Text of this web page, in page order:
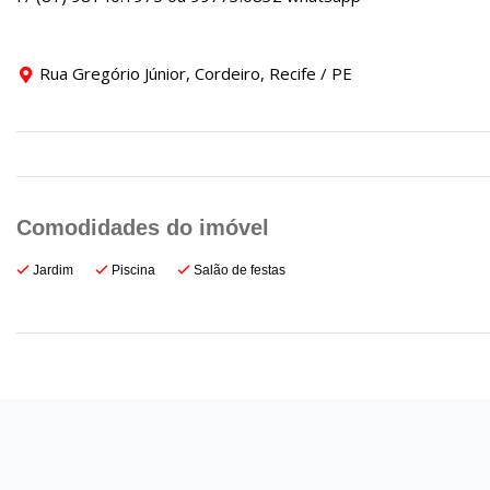
Rua Gregório Júnior, Cordeiro, Recife / PE
Jardim Piscina Salão de festas